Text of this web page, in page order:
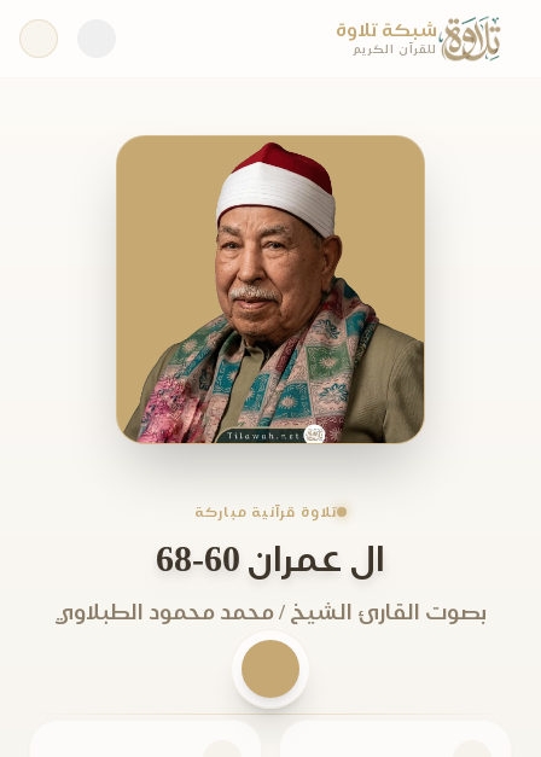
شبكة تلاوة
للقرآن الكريم
تلاوة قرآنية مباركة
ال عمران 60-68
بصوت القارئ الشيخ / محمد محمود الطبلاوي